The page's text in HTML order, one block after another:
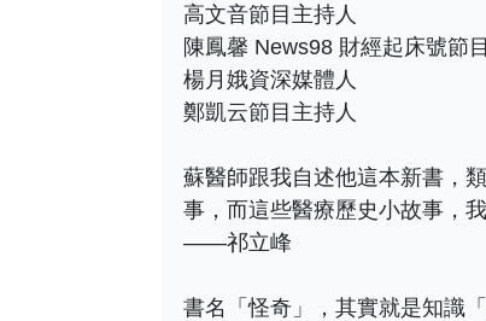
高文音節目主持人
陳鳳馨 News98 財經起床號節
楊月娥資深媒體人
鄭凱云節目主持人
蘇醫師跟我自述他這本新書，
事，而這些醫療歷史小故事，
——祁立峰
書名「怪奇」，其實就是知識